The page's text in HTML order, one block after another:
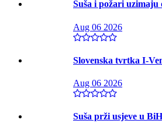
Suša i požari uzimaju
Aug 06 2026
Slovenska tvrtka I-
Aug 06 2026
Suša prži usjeve u